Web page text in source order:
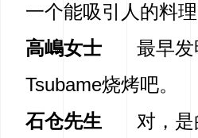
一个能吸引人的料
高嶋女士
最早
Tsubame烧烤吧。
石仓先生
对，